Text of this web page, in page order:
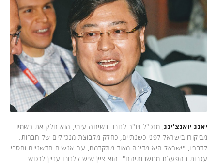
יאנג יואנצ'ינג, מנכ"ל ויו"ר לנובו. בשיחה עימי, הוא חלק את רשמיו
מביקורו בישראל לפני כשנתיים, כחלק מקבוצת מנכ"לים של חברות.
לדבריו, "ישראל היא מדינה מאוד מתקדמת, עם אנשים חדשניים וחסרי
עכבות בהפעלת מחשבותיהם". הוא ציין שיש ללנובו עניין לרכוש